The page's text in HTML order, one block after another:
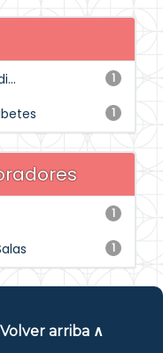
1
1
1
1
Volver arriba ∧